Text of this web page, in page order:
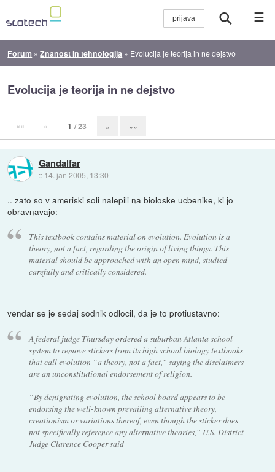
☰
Forum »Znanost in tehnologija » Evolucija je teorija in ne dejstvo
Evolucija je teorija in ne dejstvo
«« « 1 / 23 » »»
Gandalfar
:: 14. jan 2005, 13:30
.. zato so v ameriski soli nalepili na bioloske ucbenike, ki jo
obravnavajo:
This textbook contains material on evolution. Evolution is a
theory, not a fact, regarding the origin of living things. This
material should be approached with an open mind, studied
carefully and critically considered.
vendar se je sedaj sodnik odlocil, da je to protiustavno:
A federal judge Thursday ordered a suburban Atlanta school
system to remove stickers from its high school biology textbooks
that call evolution “a theory, not a fact,” saying the disclaimers
are an unconstitutional endorsement of religion.
“By denigrating evolution, the school board appears to be
endorsing the well-known prevailing alternative theory,
creationism or variations thereof, even though the sticker does
not specifically reference any alternative theories,” U.S. District
Judge Clarence Cooper said